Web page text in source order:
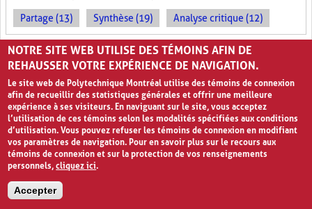
Partage (13) Synthèse (19) Analyse critique (12)
PHILLIPS 6.6
NOTRE SITE WEB UTILISE DES TÉMOINS AFIN DE
REHAUSSER VOTRE EXPÉRIENCE DE NAVIGATION.
Le site web de Polytechnique Montréal utilise des témoins de connexion
afin de recueillir des statistiques générales et offrir une meilleure
expérience à ses visiteurs. En naviguant sur le site, vous acceptez
l’utilisation de ces témoins selon les modalités spécifiées aux conditions
d’utilisation. Vous pouvez refuser les témoins de connexion en modifiant
vos paramètres de navigation. Pour en savoir plus sur le recours aux
témoins de connexion et sur la protection de vos renseignements
personnels,cliquez ici.
Accepter